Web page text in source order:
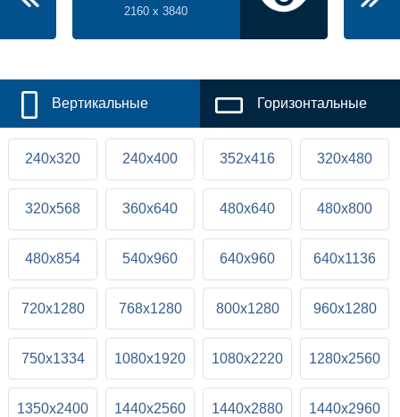
2160 x 3840
Вертикальные Горизонтальные
240x320 240x400 352x416 320x480
320x568 360x640 480x640 480x800
480x854 540x960 640x960 640x1136
720x1280 768x1280 800x1280 960x1280
750x1334 1080x1920 1080x2220 1280x2560
1350x2400 1440x2560 1440x2880 1440x2960